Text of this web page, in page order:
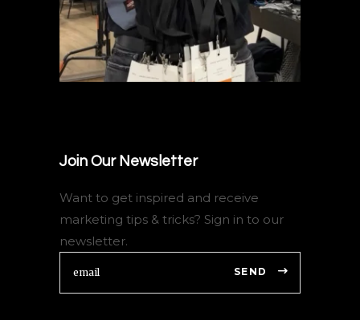
Join Our Newsletter
Want to get inspired and receive
marketing tips & tricks? Sign in to our
newsletter.
SEND